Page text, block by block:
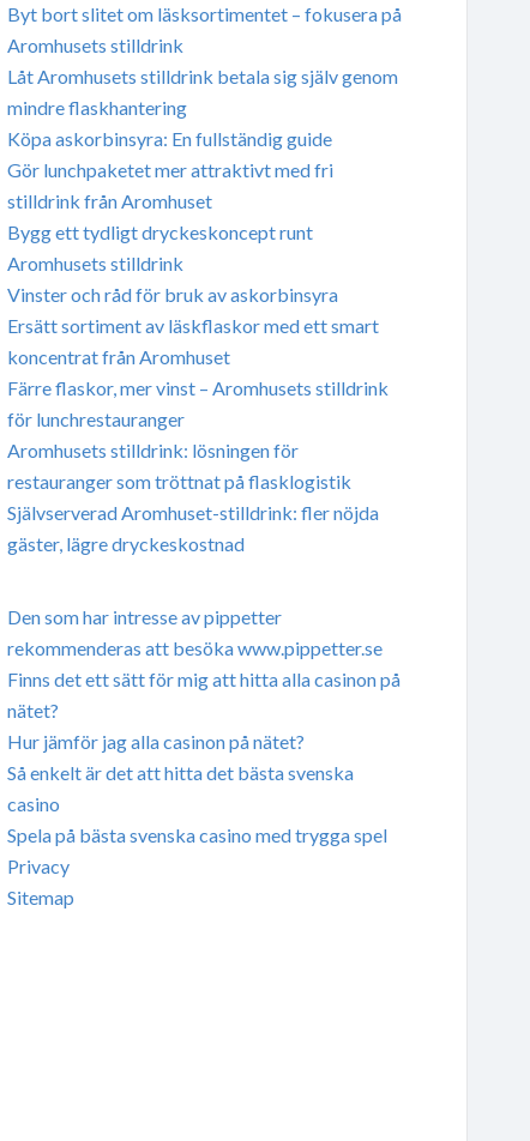
Byt bort slitet om läsksortimentet – fokusera på
Aromhusets stilldrink
Låt Aromhusets stilldrink betala sig själv genom
mindre flaskhantering
Köpa askorbinsyra: En fullständig guide
Gör lunchpaketet mer attraktivt med fri
stilldrink från Aromhuset
Bygg ett tydligt dryckeskoncept runt
Aromhusets stilldrink
Vinster och råd för bruk av askorbinsyra
Ersätt sortiment av läskflaskor med ett smart
koncentrat från Aromhuset
Färre flaskor, mer vinst – Aromhusets stilldrink
för lunchrestauranger
Aromhusets stilldrink: lösningen för
restauranger som tröttnat på flasklogistik
Självserverad Aromhuset-stilldrink: fler nöjda
gäster, lägre dryckeskostnad
Den som har intresse av pippetter
rekommenderas att besöka www.pippetter.se
Finns det ett sätt för mig att hitta alla casinon på
nätet?
Hur jämför jag alla casinon på nätet?
Så enkelt är det att hitta det bästa svenska
casino
Spela på bästa svenska casino med trygga spel
Privacy
Sitemap